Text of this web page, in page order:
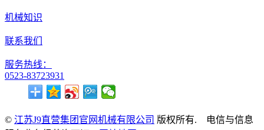
机械知识
联系我们
服务热线：
0523-83723931
© 江苏J9直营集团官网机械有限公司 版权所有. 电信与信息